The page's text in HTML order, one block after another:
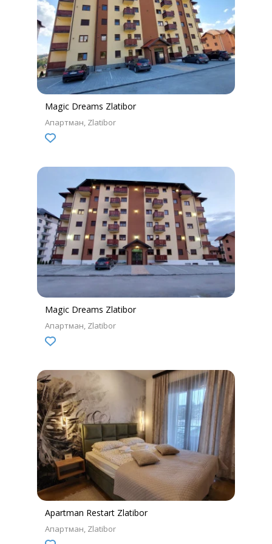
Magic Dreams Zlatibor
Апартман Zlatibor
Magic Dreams Zlatibor
Апартман Zlatibor
Apartman Restart Zlatibor
Апартман Zlatibor